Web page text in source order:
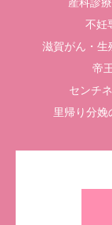
不妊
滋賀がん・生
帝
センチ
里帰り分娩